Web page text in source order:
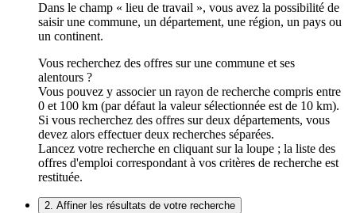
Dans le champ « lieu de travail », vous avez la possibilité de
saisir une commune, un département, une région, un pays ou
un continent.
Vous recherchez des offres sur une commune et ses
alentours ?
Vous pouvez y associer un rayon de recherche compris entre
0 et 100 km (par défaut la valeur sélectionnée est de 10 km).
Si vous recherchez des offres sur deux départements, vous
devez alors effectuer deux recherches séparées.
Lancez votre recherche en cliquant sur la loupe ; la liste des
offres d'emploi correspondant à vos critères de recherche est
restituée.
2. Affiner les résultats de votre recherche